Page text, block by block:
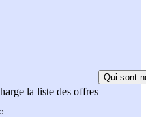
la liste des offres
Qui sont